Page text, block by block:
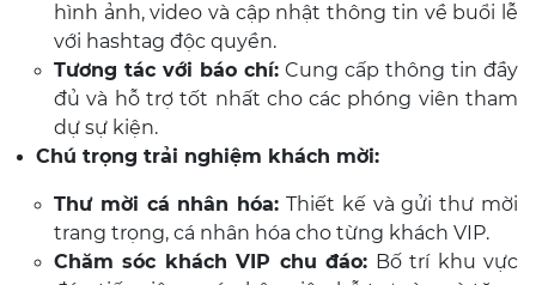
hình ảnh, video và cập nhật thông tin về buổi lễ
với hashtag độc quyền.
Tương tác với báo chí: Cung cấp thông tin đầy
đủ và hỗ trợ tốt nhất cho các phóng viên tham
dự sự kiện.
Chú trọng trải nghiệm khách mời:
Thư mời cá nhân hóa: Thiết kế và gửi thư mời
trang trọng, cá nhân hóa cho từng khách VIP.
Chăm sóc khách VIP chu đáo: Bố trí khu vực